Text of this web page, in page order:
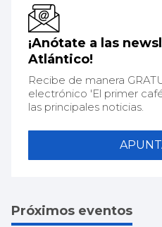
¡Anótate a las
Atlántico!
Recibe de manera
electrónico 'El primer
las principales noticias.
Próximos eventos